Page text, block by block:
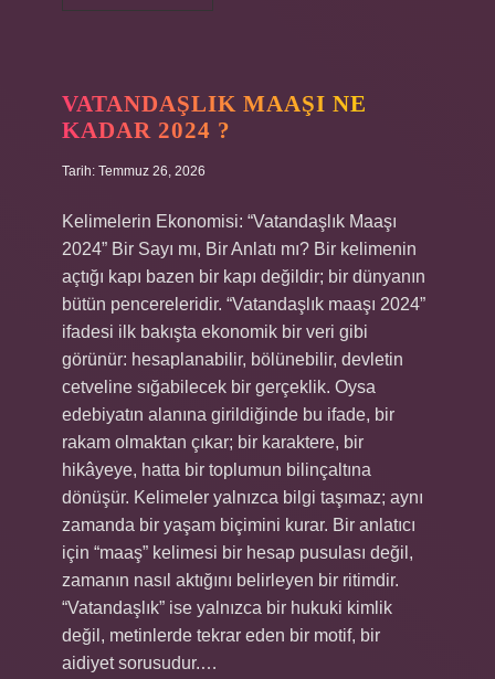
pir
VATANDAŞLIK MAAŞI NE
KADAR 2024 ?
Tarih: Temmuz 26, 2026
Kelimelerin Ekonomisi: “Vatandaşlık Maaşı
2024” Bir Sayı mı, Bir Anlatı mı? Bir kelimenin
açtığı kapı bazen bir kapı değildir; bir dünyanın
bütün pencereleridir. “Vatandaşlık maaşı 2024”
ifadesi ilk bakışta ekonomik bir veri gibi
görünür: hesaplanabilir, bölünebilir, devletin
cetveline sığabilecek bir gerçeklik. Oysa
edebiyatın alanına girildiğinde bu ifade, bir
rakam olmaktan çıkar; bir karaktere, bir
hikâyeye, hatta bir toplumun bilinçaltına
dönüşür. Kelimeler yalnızca bilgi taşımaz; aynı
zamanda bir yaşam biçimini kurar. Bir anlatıcı
için “maaş” kelimesi bir hesap pusulası değil,
zamanın nasıl aktığını belirleyen bir ritimdir.
“Vatandaşlık” ise yalnızca bir hukuki kimlik
değil, metinlerde tekrar eden bir motif, bir
aidiyet sorusudur.…